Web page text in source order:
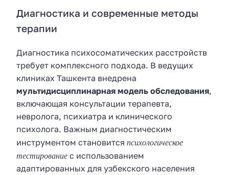
Диагностика и современные методы
терапии
Диагностика психосоматических расстройств
требует комплексного подхода. В ведущих
клиниках Ташкента внедрена
мультидисциплинарная модель обследования,
включающая консультации терапевта,
невролога, психиатра и клинического
психолога. Важным диагностическим
инструментом становится психологическое
тестирование с использованием
адаптированных для узбекского населения